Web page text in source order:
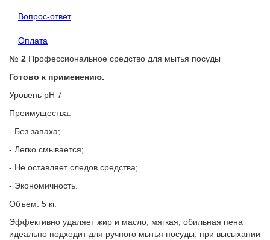
Вопрос-ответ
Оплата
№ 2 Профессиональное средство для мытья посуды
Готово к применению.
Уровень рН 7
Преимущества:
- Без запаха;
- Легко смывается;
- Не оставляет следов средства;
- Экономичность.
Объем: 5 кг.
Эффективно удаляет жир и масло, мягкая, обильная пена
идеально подходит для ручного мытья посуды, при высыхании